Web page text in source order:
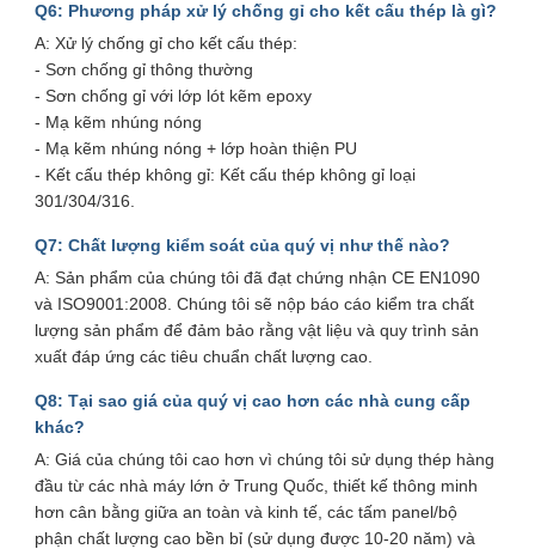
Q6: Phương pháp xử lý chống gỉ cho kết cấu thép là gì?
A: Xử lý chống gỉ cho kết cấu thép:
- Sơn chống gỉ thông thường
- Sơn chống gỉ với lớp lót kẽm epoxy
- Mạ kẽm nhúng nóng
- Mạ kẽm nhúng nóng + lớp hoàn thiện PU
- Kết cấu thép không gỉ: Kết cấu thép không gỉ loại
301/304/316.
Q7: Chất lượng kiểm soát của quý vị như thế nào?
A: Sản phẩm của chúng tôi đã đạt chứng nhận CE EN1090
và ISO9001:2008. Chúng tôi sẽ nộp báo cáo kiểm tra chất
lượng sản phẩm để đảm bảo rằng vật liệu và quy trình sản
xuất đáp ứng các tiêu chuẩn chất lượng cao.
Q8: Tại sao giá của quý vị cao hơn các nhà cung cấp
khác?
A: Giá của chúng tôi cao hơn vì chúng tôi sử dụng thép hàng
đầu từ các nhà máy lớn ở Trung Quốc, thiết kế thông minh
hơn cân bằng giữa an toàn và kinh tế, các tấm panel/bộ
phận chất lượng cao bền bỉ (sử dụng được 10-20 năm) và